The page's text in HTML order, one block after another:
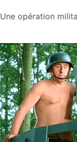
Une opération